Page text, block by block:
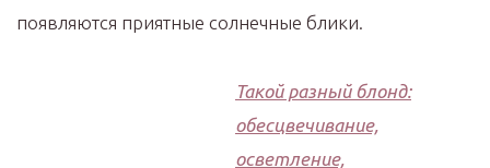
появляются приятные солнечные блики.
Такой разный блонд:
обесцвечивание,
осветление,